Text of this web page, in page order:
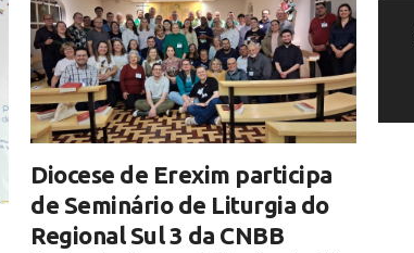
Diocese de Erexim participa
de Seminário de Liturgia do
Regional Sul 3 da CNBB